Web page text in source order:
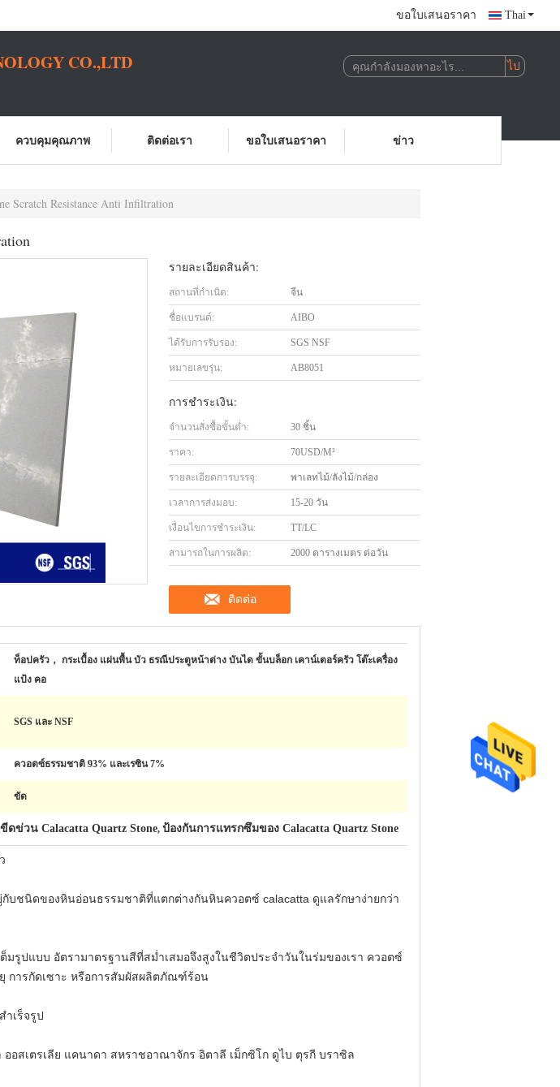
ขอใบเสนอราคา Thai
CO.,LTD
ควบคุมคุณภาพ ติดต่อเรา ขอใบเสนอราคา ข่าว
Scratch Resistance Anti Infiltration
รายละเอียดสินค้า:
สถานที่กำเนิด: จีน
ชื่อแบรนด์: AIBO
ได้รับการรับรอง: SGS NSF
หมายเลขรุ่น: AB8051
การชำระเงิน:
จำนวนสั่งซื้อขั้นต่ำ: 30 ชิ้น
ราคา: 70USD/M²
รายละเอียดการบรรจุ: พาเลทไม้/ลังไม้/กล่อง
เวลาการส่งมอบ: 15-20 วัน
เงื่อนไขการชำระเงิน: TT/LC
สามารถในการผลิต: 2000 ตารางเมตร ต่อวัน
ติดต่อ
ท็อปครัว， กระเบื้อง แผ่นพื้น บัว ธรณีประตูหน้าต่าง บันได ขั้นบล็อก เคาน์เตอร์ครัว โต๊ะเครื่อง
แป้ง คอ
SGS และ NSF
ควอตซ์ธรรมชาติ 93% และเรซิน 7%
ขัด
ข่วน Calacatta Quartz Stone, ป้องกันการแทรกซึมของ Calacatta Quartz Stone
บชนิดของหินอ่อนธรรมชาติที่แตกต่างกันหินควอตซ์ calacatta ดูแลรักษาง่ายกว่า
รูปแบบ อัตรามาตรฐานสีที่สม่ำเสมอจึงสูงในชีวิตประจำวันในร่มของเรา ควอตซ์
การกัดเซาะ หรือการสัมผัสผลิตภัณฑ์ร้อน
เร็จรูป
อสเตรเลีย แคนาดา สหราชอาณาจักร อิตาลี เม็กซิโก ดูไบ ตุรกี บราซิล